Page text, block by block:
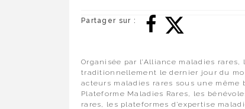
Partager sur :
Organisée par l’Alliance maladies
traditionnellement le dernier jour du
acteurs maladies rares sous une même
Plateforme Maladies Rares, les
rares, les plateformes d’expertise